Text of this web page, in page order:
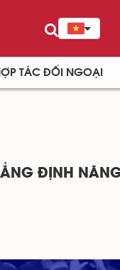
TÁC ĐỐI NGOẠI
ĐỊNH